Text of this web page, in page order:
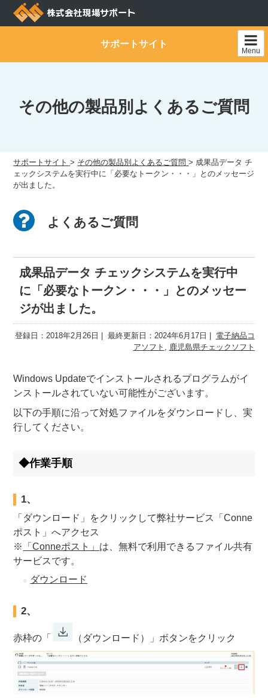
Skip
サポートサイト
Menu
その他の製品別よくあるご質問
サポートサイト > その他の製品別よくあるご質問 > 成果品データ チ
ェックシステムを実行中に「必要なトークン・・・」とのメッセージ
が出ました。
よくあるご質問
成果品データ チェックシステムを実行中
に「必要なトークン・・・」とのメッセー
ジが出ました。
登録日：2018年2月26日 最終更新日：2024年6月17日
電子納品コ
アソフト
鹿児島県チェックソフト
Windows Updateでインストールされるプログラムがイ
ンストールされていない可能性がございます。
以下の手順に沿って対処ファイルをダウンロードし、実
行してください。
◆作業手順
1、
「ダウンロード」をクリックして弊社サービス「Conne
ポスト」へアクセス
※
「Conneポスト」 は、無料で利用できるファイル共有
サービスです。
ダウンロード
2、
赤枠の「 （ダウンロード）」ボタンをクリック